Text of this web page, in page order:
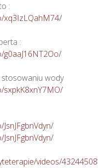
xq3IzLQahM74/
sxpkK8xnY7MO/
videos/